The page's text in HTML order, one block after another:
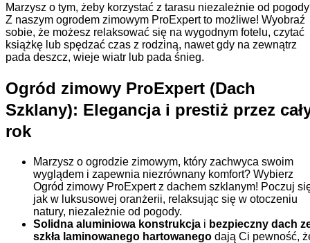
Marzysz o tym, żeby korzystać z tarasu niezależnie od
Z naszym ogrodem zimowym ProExpert to możliwe! Wyobraź
sobie, że możesz relaksować się na wygodnym fotelu, czytać
książkę lub spędzać czas z rodziną, nawet gdy na zewnątrz
pada deszcz, wieje wiatr lub pada śnieg.
Ogród zimowy ProExpert (Dach
Szklany): Elegancja i prestiż przez
rok
Marzysz o ogrodzie zimowym, który zachwyca swoim
wyglądem i zapewnia niezrównany komfort? Wybierz
Ogród zimowy ProExpert z dachem szklanym! Poczuj
jak w luksusowej oranżerii, relaksując się w otoczeniu
natury, niezależnie od pogody.
Solidna aluminiowa konstrukcja i bezpieczny dach
szkła laminowanego hartowanego dają Ci pewność,